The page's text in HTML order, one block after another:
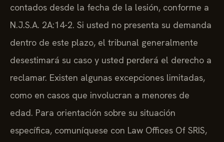
contados desde la fecha de la lesión, conforme a
N.J.S.A. 2A:14-2. Si usted no presenta su demanda
dentro de este plazo, el tribunal generalmente
desestimará su caso y usted perderá el derecho a
reclamar. Existen algunas excepciones limitadas,
como en casos que involucran a menores de
edad. Para orientación sobre su situación
específica, comuníquese con Law Offices Of SRIS,